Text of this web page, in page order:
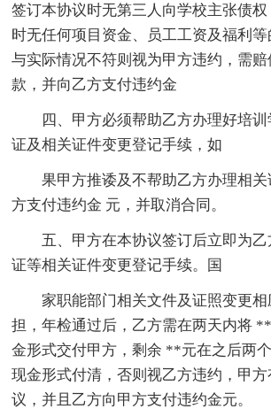
签订本协议时无第三人向学校主张债
时无任何项目资金、员工工资及福利
与实际情况不符则视为甲方违约，需赔
款，并向乙方支付违约金
四、甲方必须帮助乙方办理好培
证及相关证件变更登记手续，如
果甲方推诿及不帮助乙方办理相
方支付违约金 元，并取消合同。
五、甲方在本协议签订后立即为
证等相关证件变更登记手续。国
家职能部门相关文件及证照变更
担，年检通过后，乙方需在两天内将
金形式交付甲方，剩余 **元在之后两
现金形式付清，否则视乙方违约，甲
议，并且乙方向甲方支付违约金元。